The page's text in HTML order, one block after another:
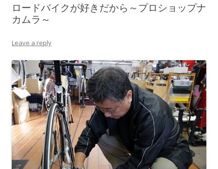
ロードバイクが好きだから～プロショップナ
カムラ～
Leave a reply